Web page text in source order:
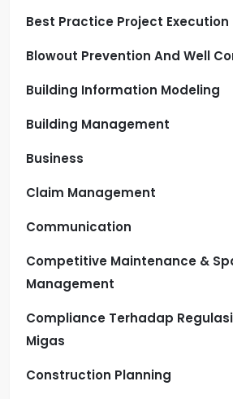
Best Practice Project Execution
Blowout Prevention And Well
Building Information Modeling
Building Management
Business
Claim Management
Communication
Competitive Maintenance &
Management
Compliance Terhadap
Migas
Construction Planning